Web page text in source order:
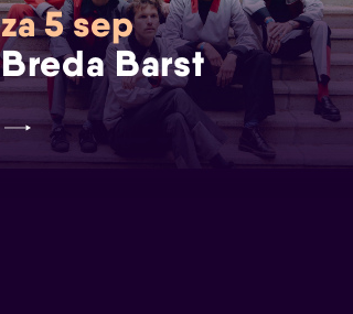
za 5 sep
Breda Barst